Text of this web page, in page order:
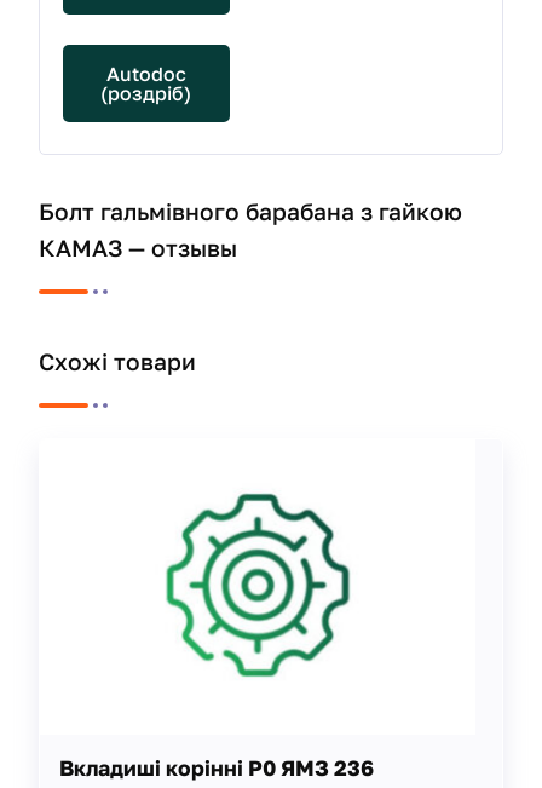
Autodoc
(роздріб)
Болт гальмівного барабана з гайкою
КАМАЗ — отзывы
Схожі товари
Вкладиші корінні Р0 ЯМЗ 236